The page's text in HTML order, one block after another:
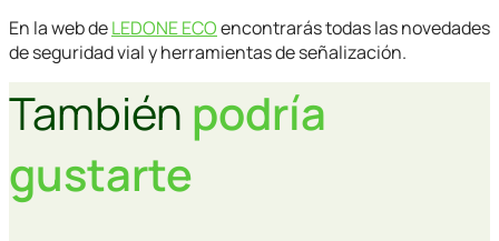
En la web deLEDONE ECOencontrarás todas las novedades
de seguridad vial y herramientas de señalización.
También podría
gustarte